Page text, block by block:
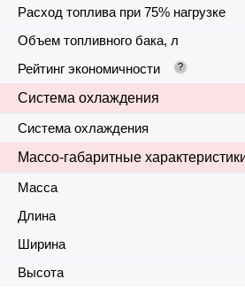
Расход топлива при 75% нагрузке
Объем топливного бака, л
Рейтинг экономичности ?
Система охлаждения
Система охлаждения
Массо-габаритные
Масса
Длина
Ширина
Высота